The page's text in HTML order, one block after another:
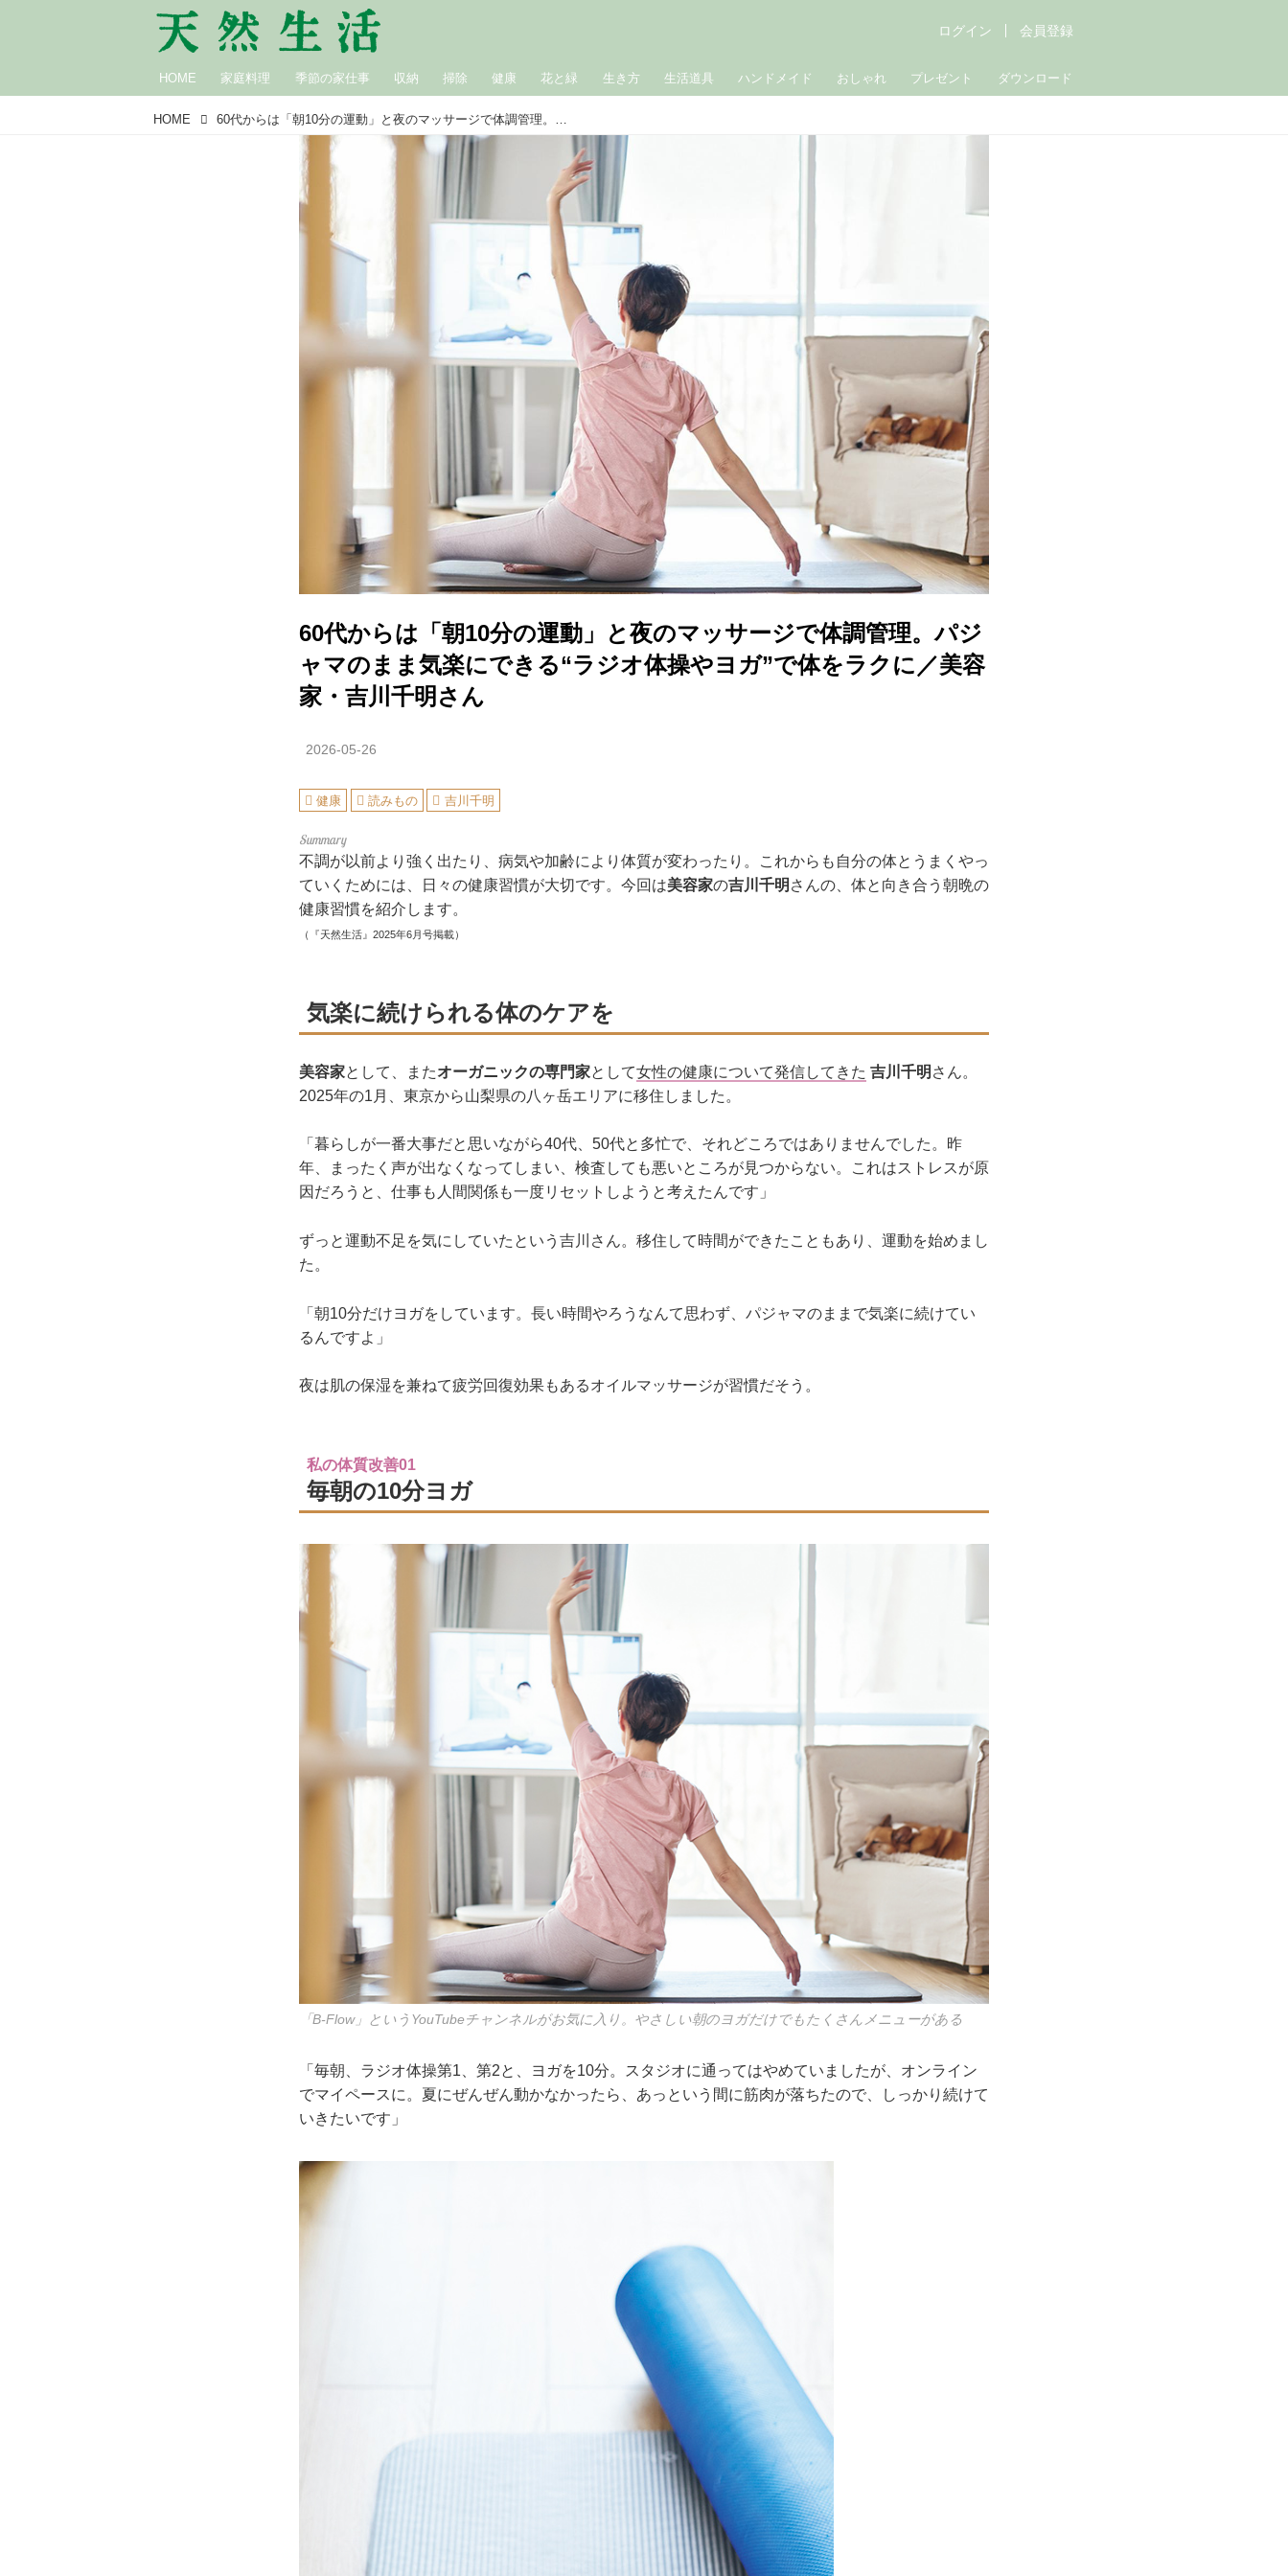
HOME 家庭料理 季節の家仕事 収納 掃除 健康 花と緑 生き方 生活道具 ハンドメイド おしゃれ プレゼント ダウンロード
ログイン 会員登録
HOME 60代からは「朝10分の運動」と夜のマッサージで体調管理。パジャマのまま気楽にできる“ラジオ体操やヨガ”で体をラクに／美容家・吉川千明さん
60代からは「朝10分の運動」と夜のマッサージで体調管理。パジ
ャマのまま気楽にできる“ラジオ体操やヨガ”で体をラクに／美容
家・吉川千明さん
2026-05-26
健康 読みもの 吉川千明
不調が以前より強く出たり、病気や加齢により体質が変わったり。これからも自分の体とうまくやっ
ていくためには、日々の健康習慣が大切です。今回は美容家の吉川千明 さんの、体と向き合う朝晩の
健康習慣を紹介します。
（『天然生活』2025年6月号掲載）
気楽に続けられる体のケアを
美容家として、またオーガニックの専門家として女性の健康について発信してきた 吉川千明 さん。
2025年の1月、東京から山梨県の八ヶ岳エリアに移住しました。
「暮らしが一番大事だと思いながら40代、50代と多忙で、それどころではありませんでした。昨
年、まったく声が出なくなってしまい、検査しても悪いところが見つからない。これはストレスが原
因だろうと、仕事も人間関係も一度リセットしようと考えたんです」
ずっと運動不足を気にしていたという吉川さん。移住して時間ができたこともあり、運動を始めまし
た。
「朝10分だけヨガをしています。長い時間やろうなんて思わず、パジャマのままで気楽に続けてい
るんですよ」
夜は肌の保湿を兼ねて疲労回復効果もあるオイルマッサージが習慣だそう。
私の体質改善01
毎朝の10分ヨガ
「B-Flow」というYouTubeチャンネルがお気に入り。やさしい朝のヨガだけでもたくさんメニューがある
「毎朝、ラジオ体操第1、第2と、ヨガを10分。スタジオに通ってはやめていましたが、オンライン
でマイペースに。夏にぜんぜん動かなかったら、あっという間に筋肉が落ちたので、しっかり続けて
いきたいです」